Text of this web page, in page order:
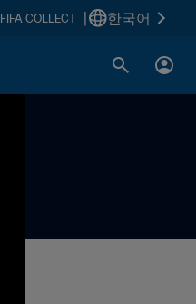
FIFA COLLECT 한국어